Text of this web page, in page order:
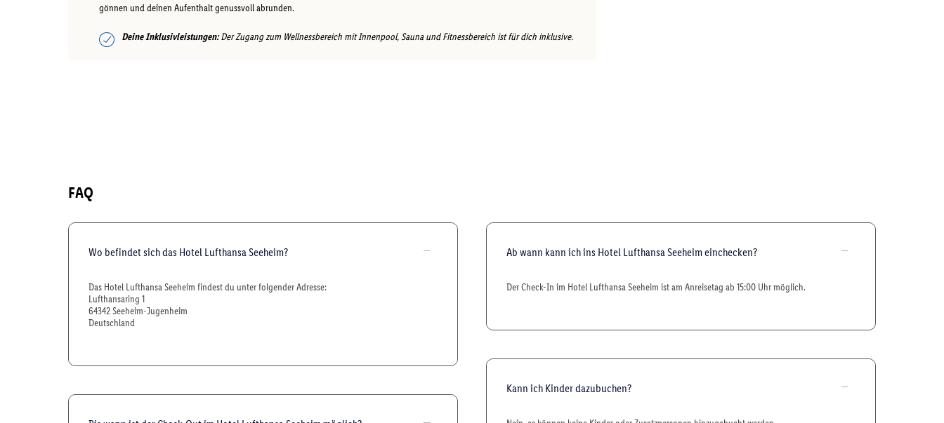
gönnen und deinen Aufenthalt genussvoll abrunden.
Deine Inklusivleistungen:Der Zugang zum Wellnessbereich mit Innenpool, Sauna und Fitnessbereich ist für dich inklusive.
FAQ
Wo befindet sich das Hotel Lufthansa Seeheim?
Das Hotel Lufthansa Seeheim findest du unter folgender Adresse:
Lufthansaring 1
64342 Seeheim-Jugenheim
Deutschland
Ab wann kann ich ins Hotel Lufthansa Seeheim einchecken?
Der Check-In im Hotel Lufthansa Seeheim ist am Anreisetag ab 15:00 Uhr möglich.
Kann ich Kinder dazubuchen?